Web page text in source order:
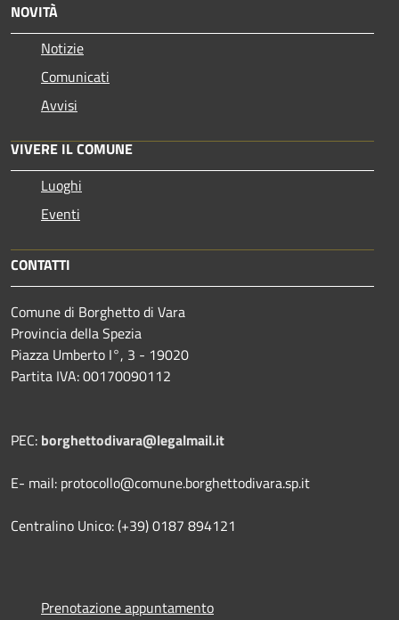
NOVITÀ
Notizie
Comunicati
Avvisi
VIVERE IL COMUNE
Luoghi
Eventi
CONTATTI
Comune di Borghetto di Vara
Provincia della Spezia
Piazza Umberto I°, 3 - 19020
Partita IVA: 00170090112
PEC: borghettodivara@legalmail.it
E- mail: protocollo@comune.borghettodivara.sp.it
Centralino Unico: (+39) 0187 894121
Prenotazione appuntamento